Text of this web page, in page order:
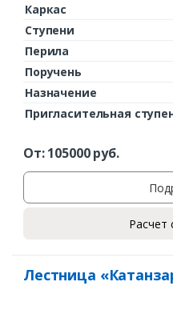
Каркас
Ступени
Перила
Поручень
Назначение
Пригласительная
От:105000руб.
Расчет
Лестница